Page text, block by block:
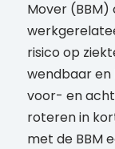
Mover
risico op
wendbaar en
voor- en
roteren in
met de BBM